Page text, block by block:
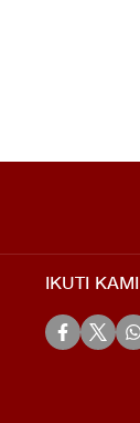
IKUTI KAMI